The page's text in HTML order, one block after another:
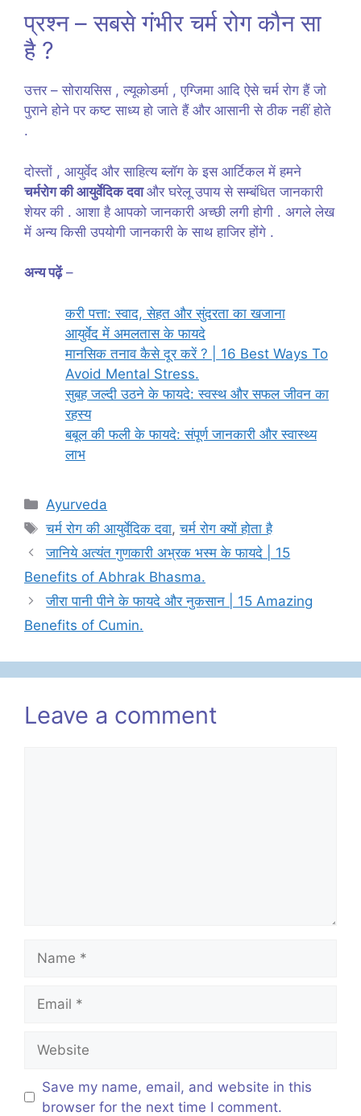
प्रश्न – सबसे गंभीर चर्म रोग कौन सा
है ?
उत्तर – सोरायसिस , ल्यूकोडर्मा , एग्जिमा आदि ऐसे चर्म रोग हैं जो
पुराने होने पर कष्ट साध्य हो जाते हैं और आसानी से ठीक नहीं होते
.
दोस्तों , आयुर्वेद और साहित्य ब्लॉग के इस आर्टिकल में हमने
चर्मरोग की आयुर्वेदिक दवाऔर घरेलू उपाय से सम्बंधित जानकारी
शेयर की . आशा है आपको जानकारी अच्छी लगी होगी . अगले लेख
में अन्य किसी उपयोगी जानकारी के साथ हाजिर होंगे .
अन्य पढ़ें–
करी पत्ता: स्वाद, सेहत और सुंदरता का खजाना
आयुर्वेद में अमलतास के फायदे
मानसिक तनाव कैसे दूर करें ? | 16 Best Ways To
Avoid Mental Stress.
सुबह जल्दी उठने के फायदे: स्वस्थ और सफल जीवन का
रहस्य
बबूल की फली के फायदे: संपूर्ण जानकारी और स्वास्थ्य
लाभ
Categories
Ayurveda
Tags
चर्म रोग की आयुर्वेदिक दवा,चर्म रोग क्यों होता है
जानिये अत्यंत गुणकारी अभ्रक भस्म के फायदे | 15
Benefits of Abhrak Bhasma.
जीरा पानी पीने के फायदे और नुकसान | 15 Amazing
Benefits of Cumin.
Leave a comment
Save my name, email, and website in this
browser for the next time I comment.